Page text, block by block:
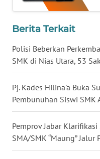
Berita Terkait
Polisi Beberkan
SMK di Nias Utara, 53
Pj. Kades Hilina'a Buka
Pembunuhan Siswi SMK
Pemprov Jabar
SMA/SMK “Maung”
KALBAR
KALTENG
KALTARA